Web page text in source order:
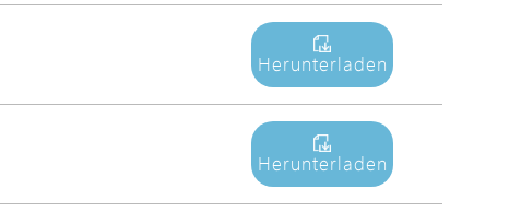
Axis Solutions
Herunterladen
Herunterladen